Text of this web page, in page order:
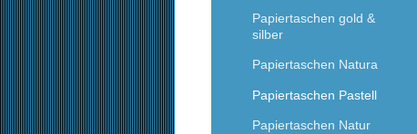
Papiertaschen gold &
silber
Papiertaschen Natura
Papiertaschen Pastell
Papiertaschen Natur